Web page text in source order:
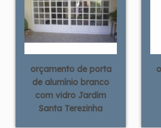
orçamento de porta
de alumínio branco
com vidro Jardim
Santa Terezinha